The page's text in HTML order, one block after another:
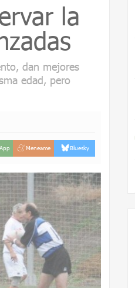
la
dan mejores
edad, pero
Meneame Bluesky